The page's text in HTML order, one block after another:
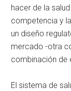
hacer de la
competencia y
un diseño
mercado -otra
combinación de
El sistema de